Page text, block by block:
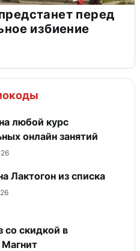
перед
избиение
любой курс
онлайн занятий
Лактогон из списка
со скидкой в